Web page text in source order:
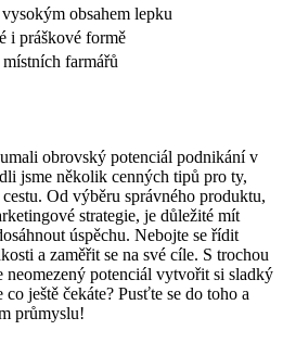
obsahem lepku
i práškové formě
farmářů
obrovský potenciál podnikání v
jsme několik cenných tipů pro ty,
Od výběru správného produktu,
strategie, je důležité mít
úspěchu. Nebojte se řídit
a zaměřit se na své cíle. S trochou
neomezený potenciál vytvořit si sladký
ještě čekáte? Pusťte se do toho a
průmyslu!